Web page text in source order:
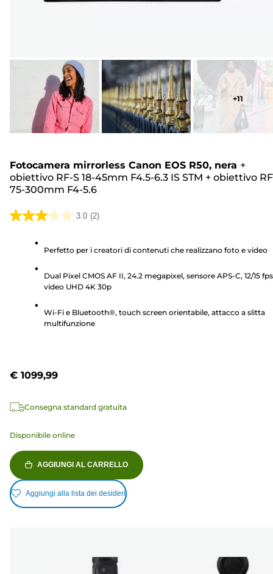
+11
Fotocamera mirrorless Canon EOS R50, nera +
obiettivo RF-S 18-45mm F4.5-6.3 IS STM + obiettivo RF
75-300mm F4-5.6
3.0 (2)
3.0
stelle.
Perfetto per i creatori di contenuti che realizzano foto e video
Dual Pixel CMOS AF II, 24.2 megapixel, sensore APS-C, 12/15
video UHD 4K 30p
Wi-Fi e Bluetooth®, touch screen orientabile, attacco a slitta
multifunzione
€ 1099,99
Consegna standard gratuita
Disponibile online
AGGIUNGI AL CARRELLO
Aggiungi alla lista dei desideri